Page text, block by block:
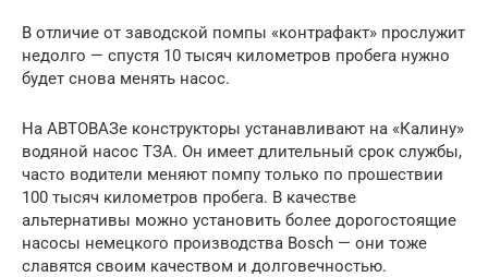
В отличие от заводской помпы «контрафакт» прослужит
недолго — спустя 10 тысяч километров пробега нужно
будет снова менять насос.
На АВТОВАЗе конструкторы устанавливают на «Калину»
водяной насос ТЗА. Он имеет длительный срок службы,
часто водители меняют помпу только по прошествии
100 тысяч километров пробега. В качестве
альтернативы можно установить более дорогостоящие
насосы немецкого производства Bosch — они тоже
славятся своим качеством и долговечностью.